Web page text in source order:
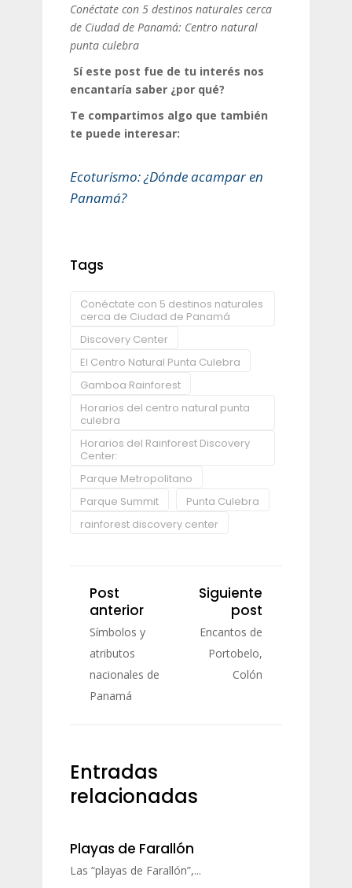
Conéctate con 5 destinos naturales cerca
de Ciudad de Panamá: Centro natural
punta culebra
Sí este post fue de tu interés nos
encantaría saber ¿por qué?
Te compartimos algo que también
te puede interesar:
Ecoturismo: ¿Dónde acampar en
Panamá?
Tags
Conéctate con 5 destinos naturales
cerca de Ciudad de Panamá
Discovery Center
El Centro Natural Punta Culebra
Gamboa Rainforest
Horarios del centro natural punta
culebra
Horarios del Rainforest Discovery
Center:
Parque Metropolitano
Parque Summit
Punta Culebra
rainforest discovery center
Post
anterior
Símbolos y
atributos
nacionales de
Panamá
Siguiente
post
Encantos de
Portobelo,
Colón
Entradas
relacionadas
Playas de Farallón
Las “playas de Farallón”,...